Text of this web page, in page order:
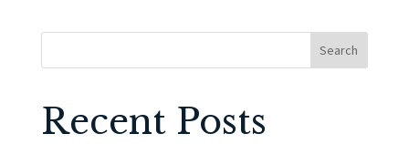
Search
Recent Posts